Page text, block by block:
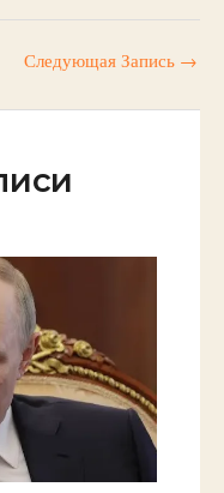
Следующая Запись →